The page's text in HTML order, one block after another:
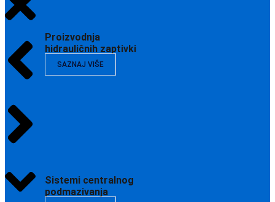
Proizvodnja
hidrauličnih zaptivki
SAZNAJ VIŠE
Sistemi centralnog
podmazivanja